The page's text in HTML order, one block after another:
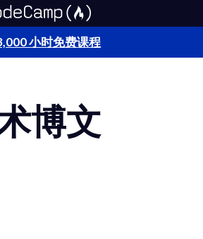
小时免费课程
博文